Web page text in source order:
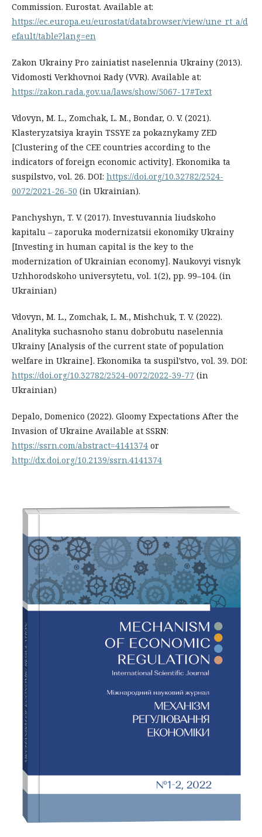
Commission. Eurostat. Available at:
https://ec.europa.eu/eurostat/databrowser/view/une_rt_a/d
efault/table?lang=en
Zakon Ukrainy Pro zainiatist naselennia Ukrainy (2013).
Vidomosti Verkhovnoi Rady (VVR). Available at:
https://zakon.rada.gov.ua/laws/show/5067-17#Text
Vdovyn, M. L., Zomchak, L. M., Bondar, O. V. (2021).
Klasteryzatsiya krayin TSSYE za pokaznykamy ZED
[Clustering of the CEE countries according to the
indicators of foreign economic activity]. Ekonomika ta
suspilstvo, vol. 26. DOI: https://doi.org/10.32782/2524-
0072/2021-26-50 (in Ukrainian).
Panchyshyn, T. V. (2017). Investuvannia liudskoho
kapitalu – zaporuka modernizatsii ekonomiky Ukrainy
[Investing in human capital is the key to the
modernization of Ukrainian economy]. Naukovyi visnyk
Uzhhorodskoho universytetu, vol. 1(2), pp. 99–104. (in
Ukrainian)
Vdovyn, M. L., Zomchak, L. M., Mishchuk, T. V. (2022).
Analityka suchasnoho stanu dobrobutu naselennia
Ukrainy [Аnalysis of the current state of population
welfare in Ukraine]. Ekonomika ta suspilʹstvo, vol. 39. DOI:
https://doi.org/10.32782/2524-0072/2022-39-77 (in
Ukrainian)
Depalo, Domenico (2022). Gloomy Expectations After the
Invasion of Ukraine Available at SSRN:
https://ssrn.com/abstract=4141374 or
http://dx.doi.org/10.2139/ssrn.4141374